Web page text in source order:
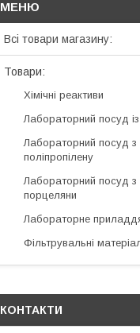
Всі товари магазину:
Товари:
Хімічні реактиви
Лабораторний посуд
Лабораторний посуд з
поліпропілену
Лабораторний посуд з
порцеляни
Лабораторне
Фільтрувальні
КОНТАКТИ